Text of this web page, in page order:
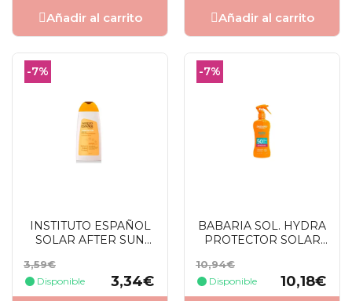
Añadir al carrito Añadir al carrito
-7%
INSTITUTO ESPAÑOL
SOLAR AFTER SUN
Precio
base
3,59€
Disponible
Precio
3,34€
-7%
BABARIA SOL. HYDRA
PROTECTOR SOLAR
Precio
base
10,94€
Disponible
Precio
10,18€